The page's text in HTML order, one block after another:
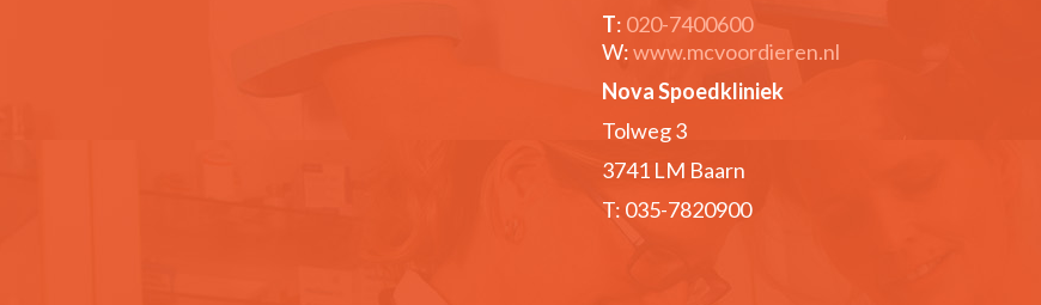
T: 020-7400600
W:www.mcvoordieren.nl
Nova Spoedkliniek
Tolweg 3
3741 LM Baarn
T: 035-7820900